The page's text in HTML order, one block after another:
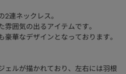
連ネックレス。
囲気の出るアイテムです。
華なデザインとなっております。
ェルが描かれており、左右には羽根